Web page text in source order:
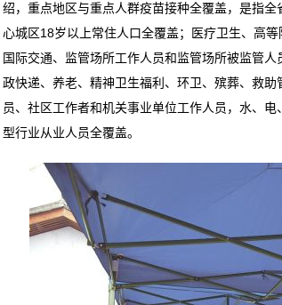
绍，重点地区与重点人群疫苗接种全覆盖，是指
心城区18岁以上常住人口全覆盖；医疗卫生、高
国际交通、监管场所工作人员和监管场所被监管
政快递、养老、精神卫生福利、环卫、殡葬、救
员、社区工作者和机关事业单位工作人员，水、
型行业从业人员全覆盖。